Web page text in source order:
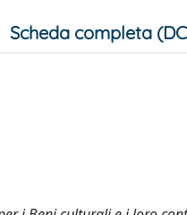
Scheda completa